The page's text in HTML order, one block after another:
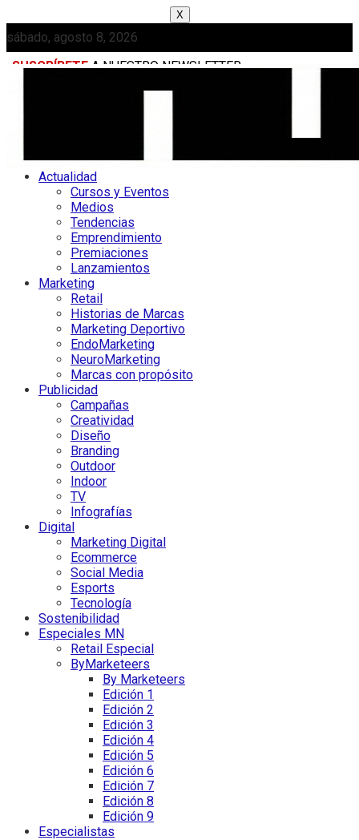
X
sábado, agosto 8, 2026
SUSCRÍBETE A NUESTRO NEWSLETTER
Actualidad
Cursos y Eventos
Medios
Tendencias
Emprendimiento
Premiaciones
Lanzamientos
Marketing
Retail
Historias de Marcas
Marketing Deportivo
EndoMarketing
NeuroMarketing
Marcas con propósito
Publicidad
Campañas
Creatividad
Diseño
Branding
Outdoor
Indoor
TV
Infografías
Digital
Marketing Digital
Ecommerce
Social Media
Esports
Tecnología
Sostenibilidad
Especiales MN
Retail Especial
ByMarketeers
By Marketeers
Edición 1
Edición 2
Edición 3
Edición 4
Edición 5
Edición 6
Edición 7
Edición 8
Edición 9
Especialistas